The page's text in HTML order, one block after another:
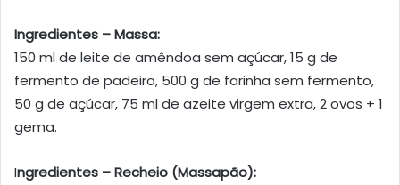
Ingredientes – Massa:
150 ml de leite de amêndoa sem açúcar, 15 g de
fermento de padeiro, 500 g de farinha sem fermento,
50 g de açúcar, 75 ml de azeite virgem extra, 2 ovos + 1
gema.
Ingredientes – Recheio (Massapão):